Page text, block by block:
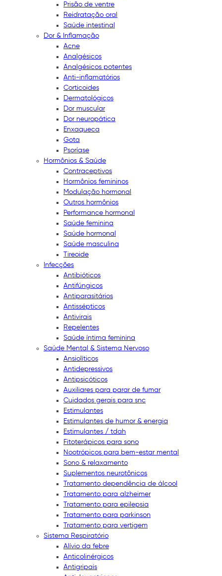
Prisão de ventre
Reidratação oral
Saúde intestinal
Dor & Inflamação
Acne
Analgésicos
Analgésicos potentes
Anti-inflamatórios
Corticoides
Dermatológicos
Dor muscular
Dor neuropática
Enxaqueca
Gota
Psoríase
Hormônios & Saúde
Contraceptivos
Hormônios femininos
Modulação hormonal
Outros hormônios
Performance hormonal
Saúde feminina
Saúde hormonal
Saúde masculina
Tireoide
Infecções
Antibióticos
Antifúngicos
Antiparasitários
Antissépticos
Antivirais
Repelentes
Saúde íntima feminina
Saúde Mental & Sistema Nervoso
Ansiolíticos
Antidepressivos
Antipsicóticos
Auxiliares para parar de fumar
Cuidados gerais para snc
Estimulantes
Estimulantes de humor & energia
Estimulantes / tdah
Fitoterápicos para sono
Nootrópicos para bem-estar mental
Sono & relaxamento
Suplementos neurotônicos
Tratamento dependência de álcool
Tratamento para alzheimer
Tratamento para epilepsia
Tratamento para parkinson
Tratamento para vertigem
Sistema Respiratório
Alívio da febre
Anticolinérgicos
Antigripais